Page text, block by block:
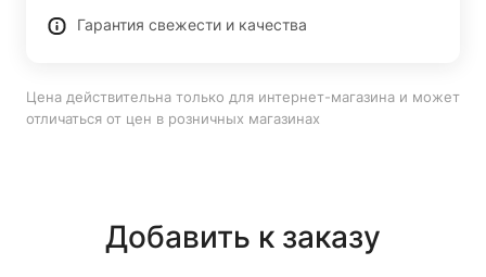
Гарантия свежести и качества
Цена действительна только для интернет-магазина и может
отличаться от цен в розничных магазинах
Добавить к заказу